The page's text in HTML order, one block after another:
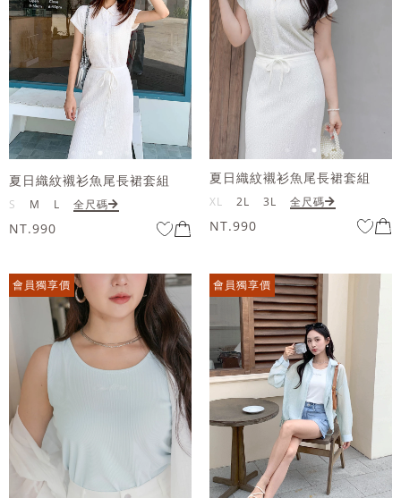
夏日織紋襯衫魚尾長裙套組
S M L 全尺碼
NT.990
夏日織紋襯衫魚尾長裙套組
XL 2L 3L 全尺碼
NT.990
會員獨享價 會員獨享價